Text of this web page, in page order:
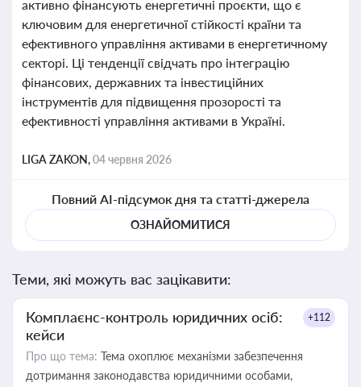
активно фінансують енергетичні проєкти, що є
ключовим для енергетичної стійкості країни та
ефективного управління активами в енергетичному
секторі. Ці тенденції свідчать про інтеграцію
фінансових, державних та інвестиційних
інструментів для підвищення прозорості та
ефективності управління активами в Україні.
LIGA ZAKON,04 червня 2026
Повний AI-підсумок дня та статті-джерела
ОЗНАЙОМИТИСЯ
Теми, які можуть вас зацікавити:
Комплаєнс-контроль юридичних осіб:
кейси
+112
Про що тема: Тема охоплює механізми забезпечення
дотримання законодавства юридичними особами,